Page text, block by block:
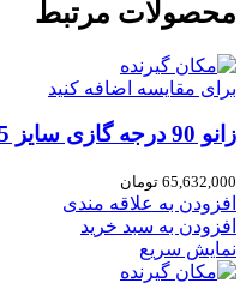
محصولات مرتبط
برای مقایسه اضافه کنید
زانو 90 درجه گازی سایز 35
65,632,000 تومان
افزودن به علاقه مندی
افزودن به سبد خرید
نمایش سریع